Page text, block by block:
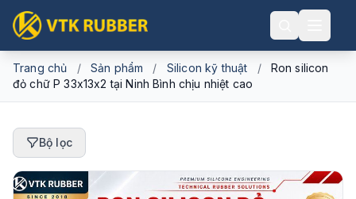
Trang chủ / Sản phẩm / Silicon kỹ thuật /
Ron silicon
đỏ chữ P 33x13x2 tại Ninh Bình chịu nhiệt cao
Bộ lọc